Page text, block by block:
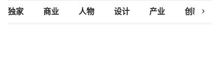
独家 商业 人物 设计 产业 创新研究
chevron_right